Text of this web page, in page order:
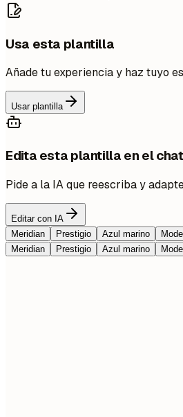
Usa esta plantilla
Añade tu experiencia y haz tuyo
Usar plantilla
Edita esta plantilla en el
Pide a la IA que reescriba y
Editar con IA
Meridian
Prestigio Azul marino
Meridian
Prestigio Azul marino